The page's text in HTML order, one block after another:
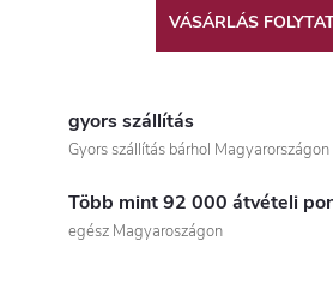
VÁSÁRLÁS
gyors szállítás
Gyors szállítás bárhol Magyarországon
Több mint 92 000 átvételi
egész Magyaroszágon